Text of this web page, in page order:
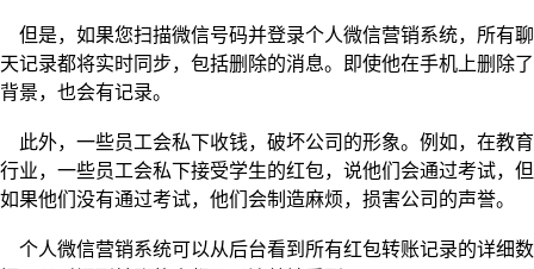
但是，如果您扫描微信号码并登录个人微信营销系统，所有聊
天记录都将实时同步，包括删除的消息。即使他在手机上删除了
背景，也会有记录。
此外，一些员工会私下收钱，破坏公司的形象。例如，在教育
行业，一些员工会私下接受学生的红包，说他们会通过考试，但
如果他们没有通过考试，他们会制造麻烦，损害公司的声誉。
个人微信营销系统可以从后台看到所有红包转账记录的详细数